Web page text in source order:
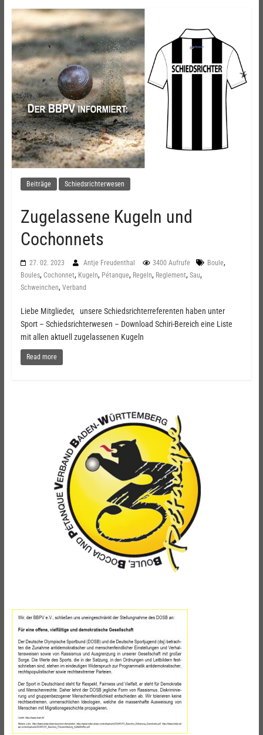
Beiträge Schiedsrichterwesen
Zugelassene Kugeln und
Cochonnets
27. 02. 2023 Antje Freudenthal 3400 Aufrufe Boule,
Boules, Cochonnet, Kugeln, Pétanque, Regeln, Reglement, Sau,
Schweinchen, Verband
Liebe Mitglieder, unsere Schiedsrichterreferenten haben unter
Sport – Schiedsrichterwesen – Download Schiri-Bereich eine Liste
mit allen aktuell zugelassenen Kugeln
Read more